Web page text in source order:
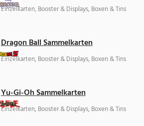
Einzelkarten, Booster & Displays, Boxen & Tins
Dragon Ball Sammelkarten
Einzelkarten, Booster & Displays, Boxen & Tins
Yu-Gi-Oh Sammelkarten
Einzelkarten, Booster & Displays, Boxen & Tins